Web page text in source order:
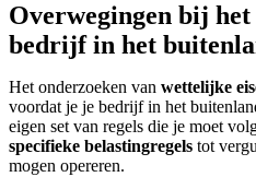
Overwegingen bij het
bedrijf in het
Het onderzoeken van wettelijke
voordat je je bedrijf in het
eigen set van regels die je moet
specifieke belastingregels tot
mogen opereren.